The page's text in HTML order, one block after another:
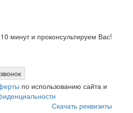
минут и проконсультируем Вас!
по использованию сайта и
Скачать реквизиты